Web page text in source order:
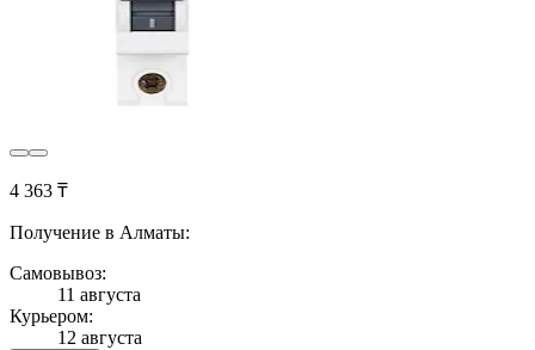
4 363 ₸
Получение в Алматы:
Самовывоз:
11 августа
Курьером:
12 августа